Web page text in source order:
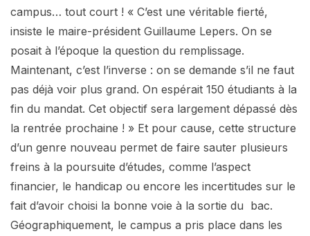
campus… tout court ! « C’est une véritable fierté,
insiste le maire-président Guillaume Lepers. On se
posait à l’époque la question du remplissage.
Maintenant, c’est l’inverse : on se demande s’il ne faut
pas déjà voir plus grand. On espérait 150 étudiants à la
fin du mandat. Cet objectif sera largement dépassé dès
la rentrée prochaine ! » Et pour cause, cette structure
d’un genre nouveau permet de faire sauter plusieurs
freins à la poursuite d’études, comme l’aspect
financier, le handicap ou encore les incertitudes sur le
fait d’avoir choisi la bonne voie à la sortie du bac.
Géographiquement, le campus a pris place dans les